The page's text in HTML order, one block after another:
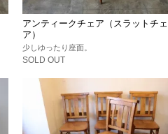
アンティークチェア（スラットチェ
ア）
少しゆったり座面。
SOLD OUT